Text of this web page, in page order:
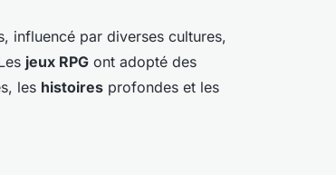
influencé par diverses cultures,
jeux RPG ont adopté des
les histoires profondes et les